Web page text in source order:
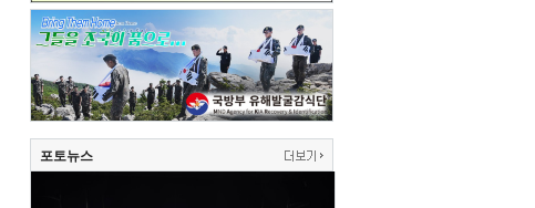
포토뉴스